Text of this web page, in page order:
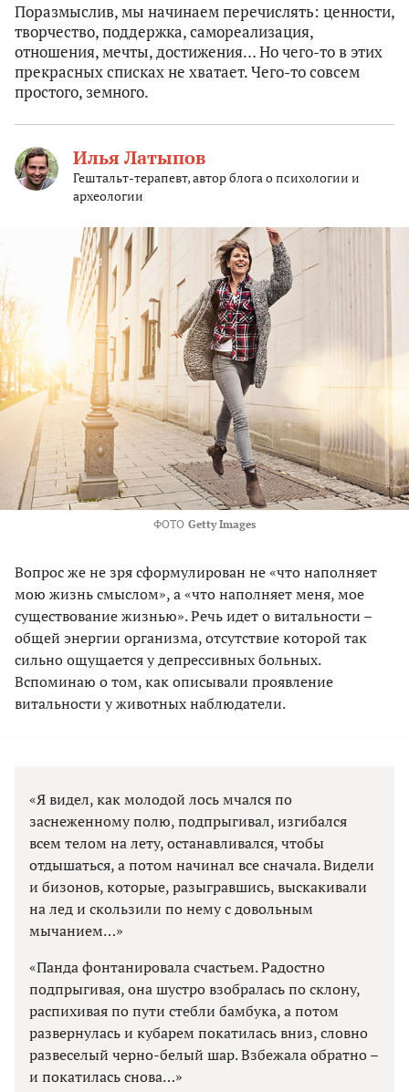
Поразмыслив, мы начинаем перечислять: ценности,
творчество, поддержка, самореализация,
отношения, мечты, достижения… Но чего-то в этих
прекрасных списках не хватает. Чего-то совсем
простого, земного.
Илья Латыпов
Гештальт-терапевт, автор блога о психологии и
археологии
ФОТО Getty Images
Вопрос же не зря сформулирован не «что наполняет
мою жизнь смыслом», а «что наполняет меня, мое
существование жизнью». Речь идет о витальности –
общей энергии организма, отсутствие которой так
сильно ощущается у депрессивных больных.
Вспоминаю о том, как описывали проявление
витальности у животных наблюдатели.
«Я видел, как молодой лось мчался по
заснеженному полю, подпрыгивал, изгибался
всем телом на лету, останавливался, чтобы
отдышаться, а потом начинал все сначала. Видели
и бизонов, которые, разыгравшись, выскакивали
на лед и скользили по нему с довольным
мычанием…»
«Панда фонтанировала счастьем. Радостно
подпрыгивая, она шустро взобралась по склону,
распихивая по пути стебли бамбука, а потом
развернулась и кубарем покатилась вниз, словно
развеселый черно-белый шар. Взбежала обратно –
и покатилась снова…»